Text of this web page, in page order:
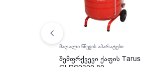
მაღალი წნევის აპარატები
შემფრქვევი ქაფის Tarus